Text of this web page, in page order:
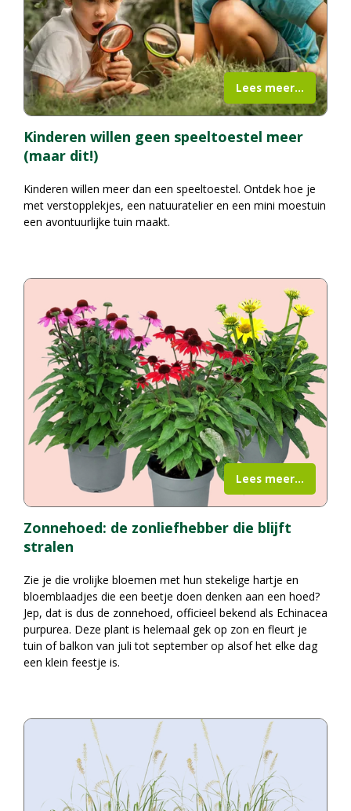
Kinderen willen geen speeltoestel meer
(maar dit!)
Kinderen willen meer dan een speeltoestel. Ontdek hoe je
met verstopplekjes, een natuuratelier en een mini moestuin
een avontuurlijke tuin maakt.
Lees meer...
Zonnehoed: de zonliefhebber die blijft
stralen
Zie je die vrolijke bloemen met hun stekelige hartje en
bloemblaadjes die een beetje doen denken aan een hoed?
Jep, dat is dus de zonnehoed, officieel bekend als Echinacea
purpurea. Deze plant is helemaal gek op zon en fleurt je
tuin of balkon van juli tot september op alsof het elke dag
een klein feestje is.
Lees meer...